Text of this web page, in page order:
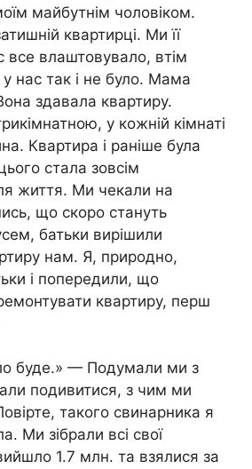
майбутнім чоловіком.
квартирці. Ми її
все влаштовувало, втім
у нас так і не було. Мама
здавала квартиру.
у кожній кімнаті
Квартира і раніше була
стала зовсім
життя. Ми чекали на
що скоро стануть
батьки вирішили
нам. Я, природно,
і попередили, що
квартиру, перш
буде.» — Подумали ми з
подивитися, з чим ми
такого свинарника я
Ми зібрали всі свої
1.7 млн. та взялися за